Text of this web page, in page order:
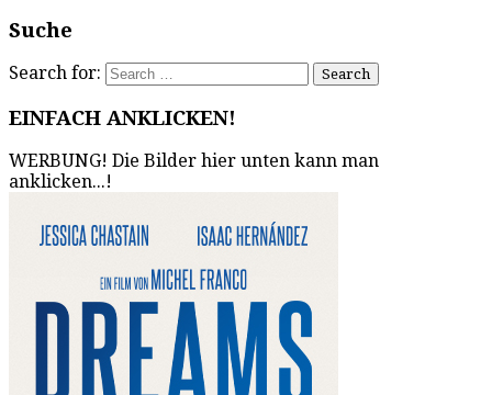
Suche
Search for:
EINFACH ANKLICKEN!
WERBUNG! Die Bilder hier unten kann man
anklicken...!